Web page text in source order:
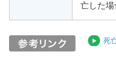
亡した場
死